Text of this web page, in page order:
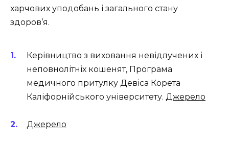
харчових уподобань і загального стану
здоров’я.
Керівництво з виховання невідлучених і
неповнолітніх кошенят, Програма
медичного притулку Девіса Корета
Каліфорнійського університету. Джерело
Джерело